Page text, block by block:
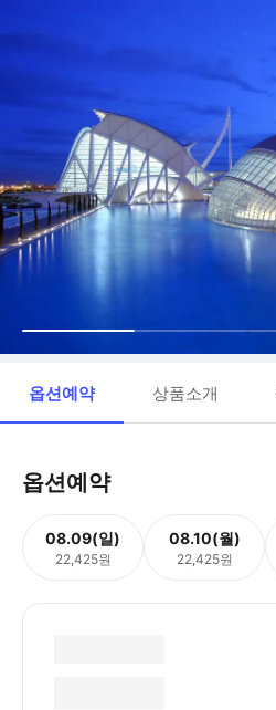
옵션예약 상품소개
옵션예약
08.09(일)
22,425원
08.10(월)
22,425원